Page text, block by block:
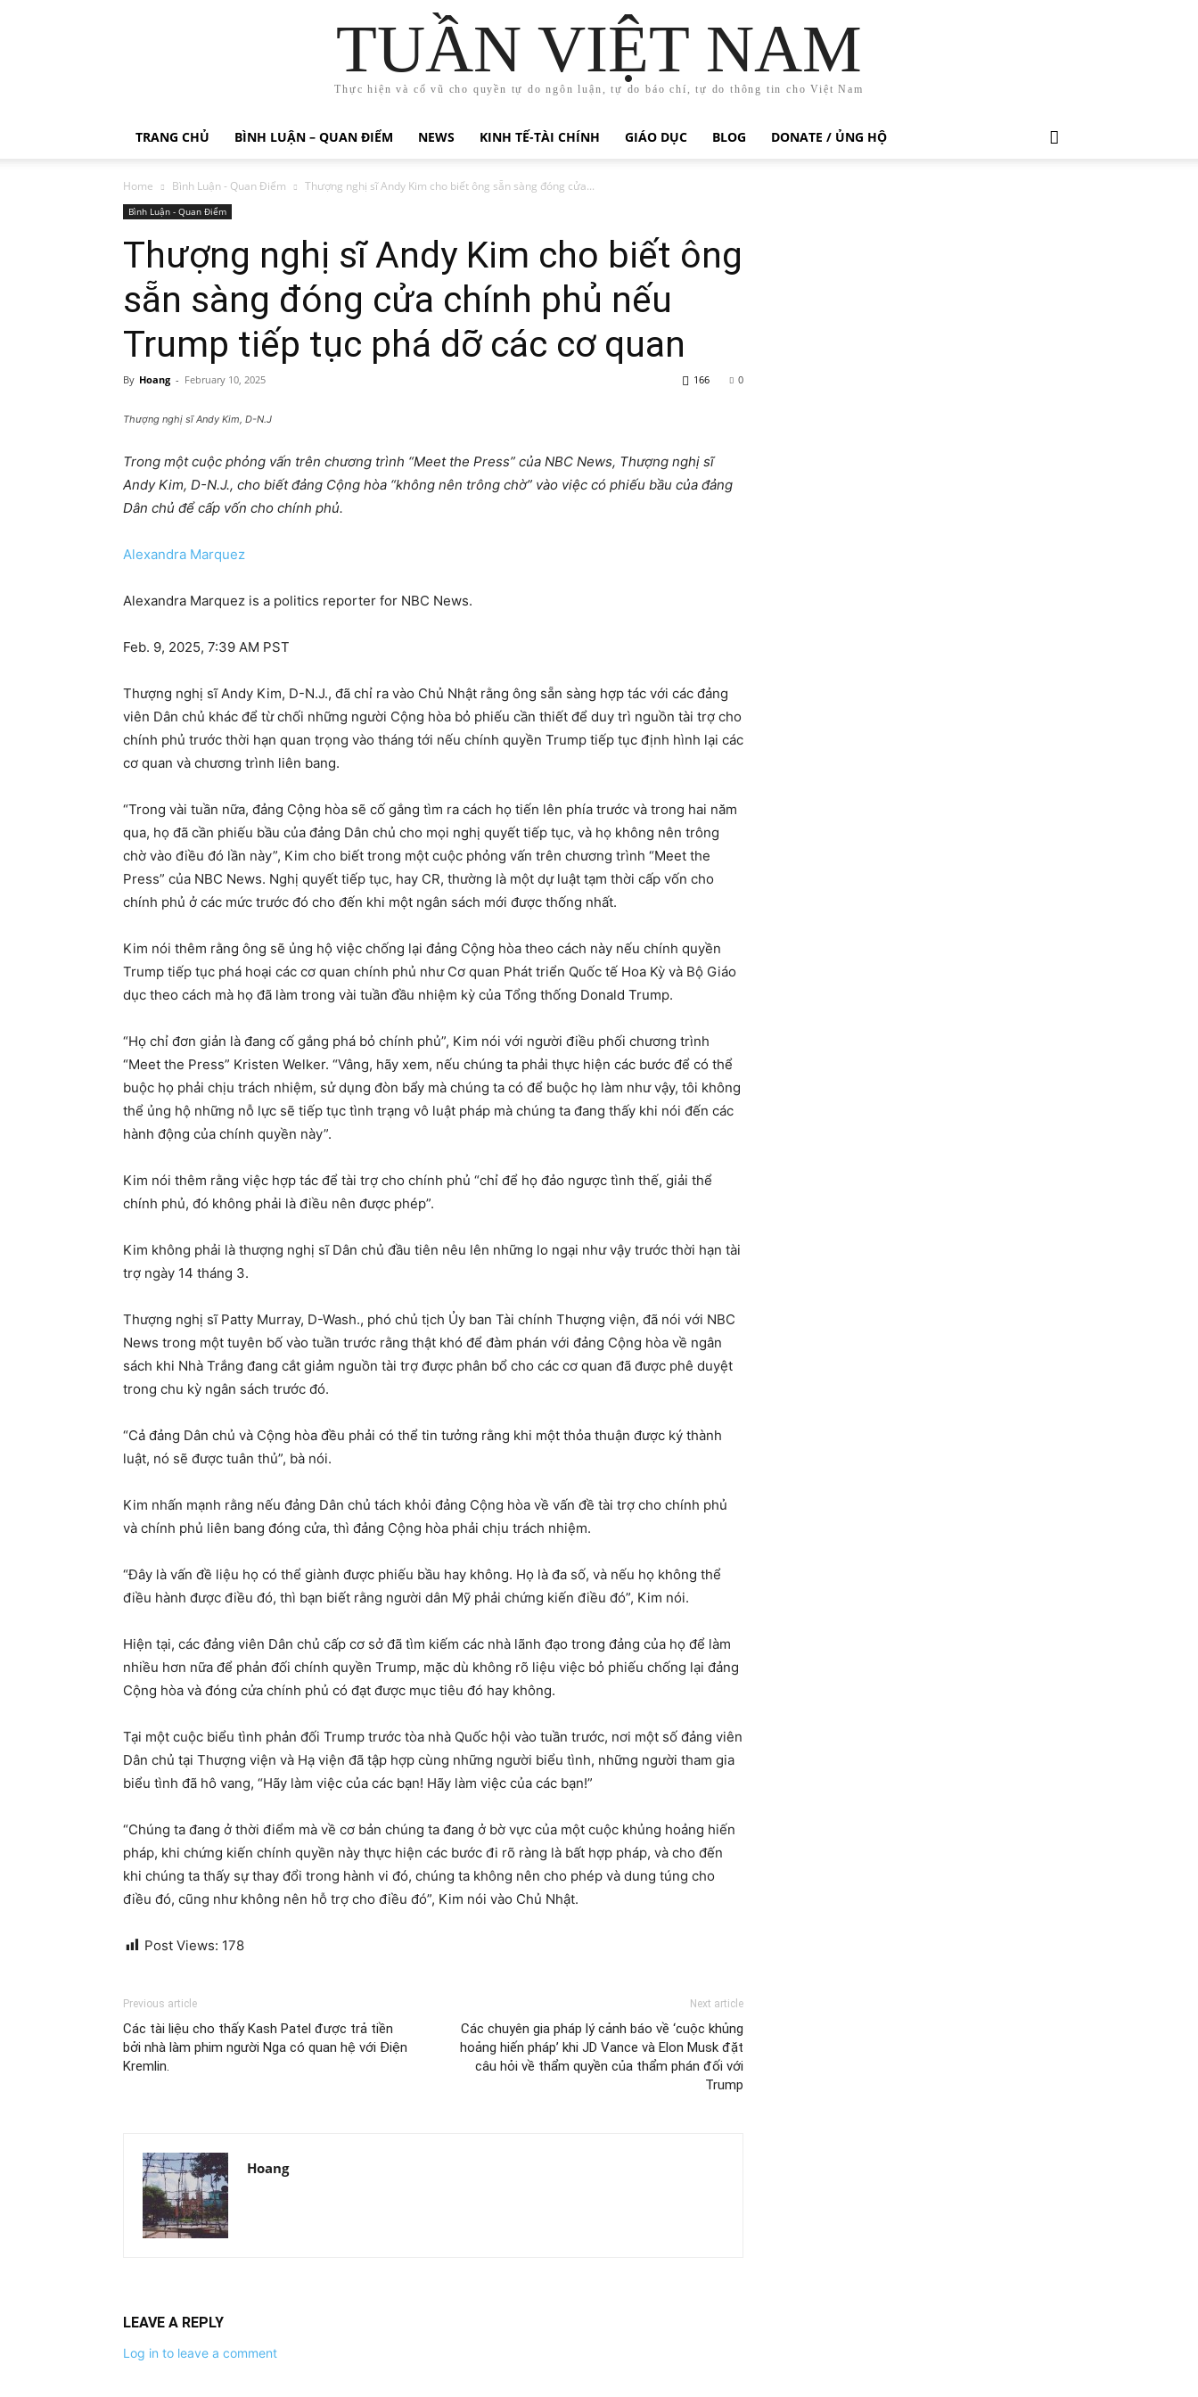
TUẦN VIỆT NAM
Thực hiện và cổ vũ cho quyền tự do ngôn luận, tự do báo chí, tự do thông tin cho Việt Nam
TRANG CHỦ BÌNH LUẬN – QUAN ĐIỂM NEWS KINH TẾ-TÀI CHÍNH GIÁO DỤC BLOG DONATE / ỦNG HỘ
Home Bình Luận - Quan Điểm Thượng nghị sĩ Andy Kim cho biết ông sẵn sàng đóng cửa...
Bình Luận - Quan Điểm
Thượng nghị sĩ Andy Kim cho biết ông
sẵn sàng đóng cửa chính phủ nếu
Trump tiếp tục phá dỡ các cơ quan
By Hoang - February 10, 2025 0
166
Thượng nghị sĩ Andy Kim, D-N.J
Trong một cuộc phỏng vấn trên chương trình “Meet the Press” của NBC News, Thượng nghị sĩ
Andy Kim, D-N.J., cho biết đảng Cộng hòa “không nên trông chờ” vào việc có phiếu bầu của đảng
Dân chủ để cấp vốn cho chính phủ.
Alexandra Marquez
Alexandra Marquez is a politics reporter for NBC News.
Feb. 9, 2025, 7:39 AM PST
Thượng nghị sĩ Andy Kim, D-N.J., đã chỉ ra vào Chủ Nhật rằng ông sẵn sàng hợp tác với các đảng
viên Dân chủ khác để từ chối những người Cộng hòa bỏ phiếu cần thiết để duy trì nguồn tài trợ cho
chính phủ trước thời hạn quan trọng vào tháng tới nếu chính quyền Trump tiếp tục định hình lại các
cơ quan và chương trình liên bang.
“Trong vài tuần nữa, đảng Cộng hòa sẽ cố gắng tìm ra cách họ tiến lên phía trước và trong hai năm
qua, họ đã cần phiếu bầu của đảng Dân chủ cho mọi nghị quyết tiếp tục, và họ không nên trông
chờ vào điều đó lần này”, Kim cho biết trong một cuộc phỏng vấn trên chương trình “Meet the
Press” của NBC News. Nghị quyết tiếp tục, hay CR, thường là một dự luật tạm thời cấp vốn cho
chính phủ ở các mức trước đó cho đến khi một ngân sách mới được thống nhất.
Kim nói thêm rằng ông sẽ ủng hộ việc chống lại đảng Cộng hòa theo cách này nếu chính quyền
Trump tiếp tục phá hoại các cơ quan chính phủ như Cơ quan Phát triển Quốc tế Hoa Kỳ và Bộ Giáo
dục theo cách mà họ đã làm trong vài tuần đầu nhiệm kỳ của Tổng thống Donald Trump.
“Họ chỉ đơn giản là đang cố gắng phá bỏ chính phủ”, Kim nói với người điều phối chương trình
“Meet the Press” Kristen Welker. “Vâng, hãy xem, nếu chúng ta phải thực hiện các bước để có thể
buộc họ phải chịu trách nhiệm, sử dụng đòn bẩy mà chúng ta có để buộc họ làm như vậy, tôi không
thể ủng hộ những nỗ lực sẽ tiếp tục tình trạng vô luật pháp mà chúng ta đang thấy khi nói đến các
hành động của chính quyền này”.
Kim nói thêm rằng việc hợp tác để tài trợ cho chính phủ “chỉ để họ đảo ngược tình thế, giải thể
chính phủ, đó không phải là điều nên được phép”.
Kim không phải là thượng nghị sĩ Dân chủ đầu tiên nêu lên những lo ngại như vậy trước thời hạn tài
trợ ngày 14 tháng 3.
Thượng nghị sĩ Patty Murray, D-Wash., phó chủ tịch Ủy ban Tài chính Thượng viện, đã nói với NBC
News trong một tuyên bố vào tuần trước rằng thật khó để đàm phán với đảng Cộng hòa về ngân
sách khi Nhà Trắng đang cắt giảm nguồn tài trợ được phân bổ cho các cơ quan đã được phê duyệt
trong chu kỳ ngân sách trước đó.
“Cả đảng Dân chủ và Cộng hòa đều phải có thể tin tưởng rằng khi một thỏa thuận được ký thành
luật, nó sẽ được tuân thủ”, bà nói.
Kim nhấn mạnh rằng nếu đảng Dân chủ tách khỏi đảng Cộng hòa về vấn đề tài trợ cho chính phủ
và chính phủ liên bang đóng cửa, thì đảng Cộng hòa phải chịu trách nhiệm.
“Đây là vấn đề liệu họ có thể giành được phiếu bầu hay không. Họ là đa số, và nếu họ không thể
điều hành được điều đó, thì bạn biết rằng người dân Mỹ phải chứng kiến ​​điều đó”, Kim nói.
Hiện tại, các đảng viên Dân chủ cấp cơ sở đã tìm kiếm các nhà lãnh đạo trong đảng của họ để làm
nhiều hơn nữa để phản đối chính quyền Trump, mặc dù không rõ liệu việc bỏ phiếu chống lại đảng
Cộng hòa và đóng cửa chính phủ có đạt được mục tiêu đó hay không.
Tại một cuộc biểu tình phản đối Trump trước tòa nhà Quốc hội vào tuần trước, nơi một số đảng viên
Dân chủ tại Thượng viện và Hạ viện đã tập hợp cùng những người biểu tình, những người tham gia
biểu tình đã hô vang, “Hãy làm việc của các bạn! Hãy làm việc của các bạn!”
“Chúng ta đang ở thời điểm mà về cơ bản chúng ta đang ở bờ vực của một cuộc khủng hoảng hiến
pháp, khi chứng kiến ​​chính quyền này thực hiện các bước đi rõ ràng là bất hợp pháp, và cho đến
khi chúng ta thấy sự thay đổi trong hành vi đó, chúng ta không nên cho phép và dung túng cho
điều đó, cũng như không nên hỗ trợ cho điều đó”, Kim nói vào Chủ Nhật.
Post Views: 178
Previous article
Các tài liệu cho thấy Kash Patel được trả tiền
bởi nhà làm phim người Nga có quan hệ với Điện
Kremlin.
Next article
Các chuyên gia pháp lý cảnh báo về ‘cuộc khủng
hoảng hiến pháp’ khi JD Vance và Elon Musk đặt
câu hỏi về thẩm quyền của thẩm phán đối với
Trump
Hoang
LEAVE A REPLY
Log in to leave a comment